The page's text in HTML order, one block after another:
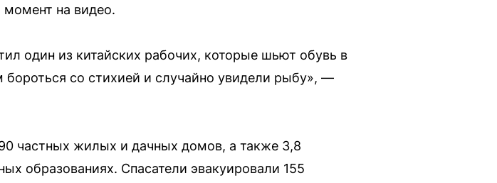
момент на видео.
один из китайских рабочих, которые шьют обувь в
бороться со стихией и случайно увидели рыбу», —
частных жилых и дачных домов, а также 3,8
образованиях. Спасатели эвакуировали 155